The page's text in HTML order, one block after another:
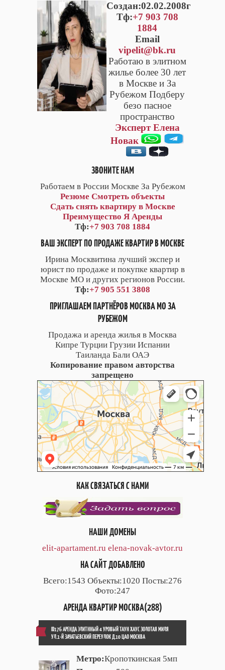
Cоздан:02.02.2008г
Тф:+7 903 708
1884
Email
vipelit@bk.ru
Работаю в элитном
жилье более 30 лет
в Москве и За
Рубежом Подберу
безо пасное
пространство
Эксперт Елена
Новак
ЗВОНИТЕ НАМ
Работаем в России Москве За Рубежом
Резюме Смотреть объекты
Сдать снять квартиру в Москве
Преимущество Я Аренды
Тф:+7 903 708 1884
ВАШ ЭКСПЕРТ ПО ПРОДАЖЕ КВАРТИР В МОСКВЕ
Ирина Москвитина лучший экспер и
юрист по продаже и покупке квартир в
Москве МО и других регионов России.
Тф:+7 905 551 3808
ПРИГЛАШАЕМ ПАРТНЁРОВ МОСКВА МО ЗА
РУБЕЖОМ
Продажа и аренда жилья в Москва
Кипре Турции Грузии Испании
Таиланда Бали ОАЭ
Копирование правом авторства
запрещено
КАК СВЯЗАТЬСЯ С НАМИ
НАШИ ДОМЕНЫ
elit-apartament.ru elena-novak-avtor.ru
НА САЙТ ДОБАВЛЕНО
Всего:1543 Объекты:1020 Посты:276
Фото:247
АРЕНДА КВАРТИР МОСКВА(288)
ID176 АРЕНДА ЭЛИТННЫЙ 4 УРОВЫЙ ТАУН ХАУС ЗОЛОТАЯ МИЛЯ
УЛ.1-Й ЗАЧАТЬЕВСКИЙ ПЕРЕУЛОК Д.10 ЦАО МОСКВА
Метро:Кропоткинская 5мп